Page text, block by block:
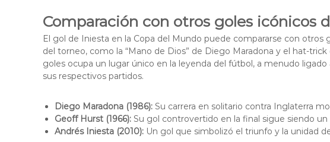
Comparación con otros goles icónicos
El gol de Iniesta en la Copa del Mundo puede compararse con otros
del torneo, como la “Mano de Dios” de Diego Maradona y el hat-
goles ocupa un lugar único en la leyenda del fútbol, a menudo
sus respectivos partidos.
Diego Maradona (1986): Su carrera en solitario contra Inglaterra
Geoff Hurst (1966): Su gol controvertido en la final sigue siendo
Andrés Iniesta (2010): Un gol que simbolizó el triunfo y la unidad